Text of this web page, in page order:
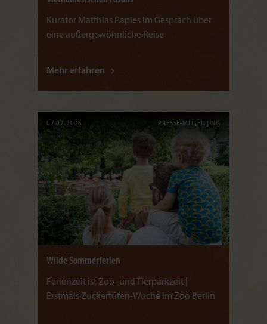
Kurator Matthias Papies im Gespräch über
eine außergewöhnliche Reise
Mehr erfahren
07.07.2026 PRESSE-MITTEILUNG
Wilde Sommerferien
Ferienzeit ist Zoo- und Tierparkzeit |
Erstmals Zuckertüten-Woche im Zoo Berlin